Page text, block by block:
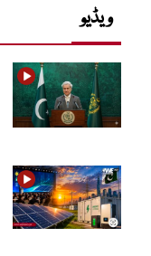
ویڈیو